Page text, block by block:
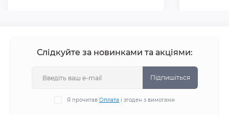
Слідкуйте за новинками та акціями:
Підпишіться
Я прочитав Оплата і згоден з вимогами